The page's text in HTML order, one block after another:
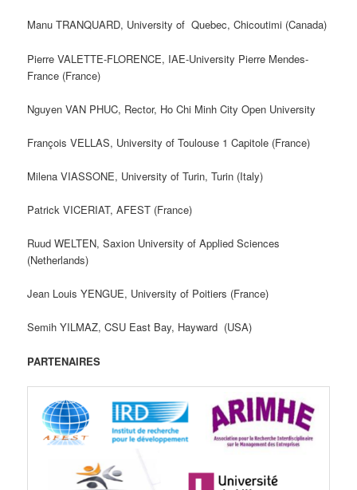
Manu TRANQUARD, University of Quebec, Chicoutimi (Canada)
Pierre VALETTE-FLORENCE, IAE-University Pierre Mendes-
France (France)
Nguyen VAN PHUC, Rector, Ho Chi Minh City Open University
François VELLAS, University of Toulouse 1 Capitole (France)
Milena VIASSONE, University of Turin, Turin (Italy)
Patrick VICERIAT, AFEST (France)
Ruud WELTEN, Saxion University of Applied Sciences
(Netherlands)
Jean Louis YENGUE, University of Poitiers (France)
Semih YILMAZ, CSU East Bay, Hayward (USA)
PARTENAIRES